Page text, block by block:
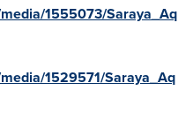
1555073/Saraya_Aq
1529571/Saraya_Aq